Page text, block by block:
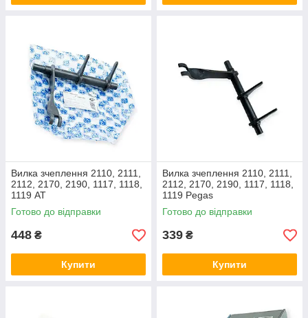
Вилка зчеплення 2110, 2111,
2112, 2170, 2190, 1117, 1118,
1119 AT
Готово до відправки
448 ₴
Купити
Вилка зчеплення 2110, 2111,
2112, 2170, 2190, 1117, 1118,
1119 Pegas
Готово до відправки
339 ₴
Купити